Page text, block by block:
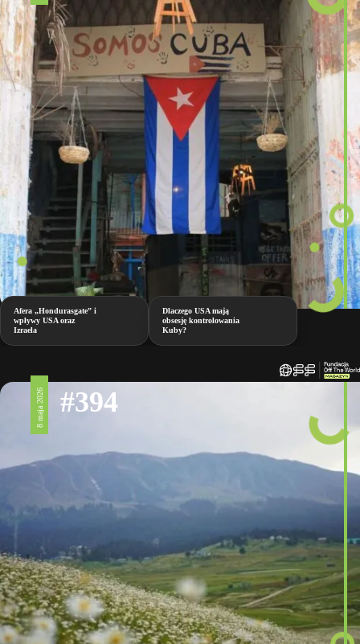
Afera „Hondurasgate” i
wpływy USA oraz
Izraela
Dlaczego USA mają
obsesję kontrolowania
Kuby?
8 maja 2026 #394